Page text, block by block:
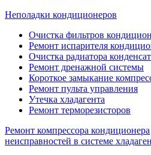
Неполадки кондиционеров
Очистка фильтров
Ремонт испарителя
Очистка радиатора
Ремонт дренажной системы
Короткое замыкание
Ремонт пульта управления
Утечка хладагента
Ремонт терморезисторов
Ремонт компрессора кондиционера
неисправностей в системе